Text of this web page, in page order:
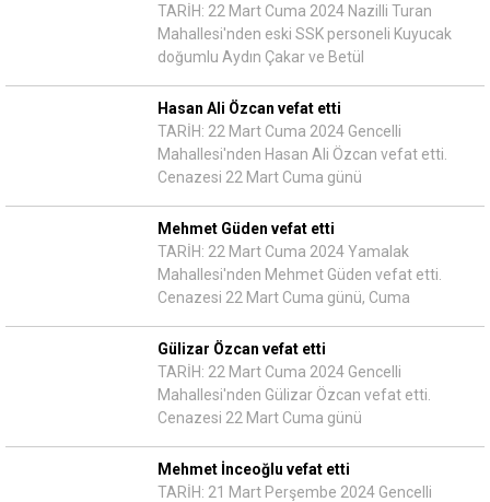
TARİH: 22 Mart Cuma 2024 Nazilli Turan
Mahallesi'nden eski SSK personeli Kuyucak
doğumlu Aydın Çakar ve Betül
Hasan Ali Özcan vefat etti
TARİH: 22 Mart Cuma 2024 Gencelli
Mahallesi'nden Hasan Ali Özcan vefat etti.
Cenazesi 22 Mart Cuma günü
Mehmet Güden vefat etti
TARİH: 22 Mart Cuma 2024 Yamalak
Mahallesi'nden Mehmet Güden vefat etti.
Cenazesi 22 Mart Cuma günü, Cuma
Gülizar Özcan vefat etti
TARİH: 22 Mart Cuma 2024 Gencelli
Mahallesi'nden Gülizar Özcan vefat etti.
Cenazesi 22 Mart Cuma günü
Mehmet İnceoğlu vefat etti
TARİH: 21 Mart Perşembe 2024 Gencelli